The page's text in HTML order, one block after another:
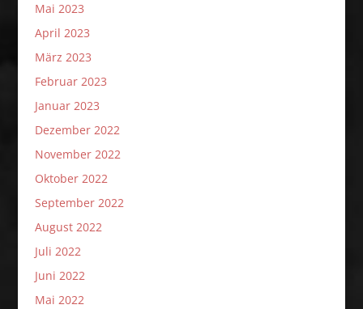
Mai 2023
April 2023
März 2023
Februar 2023
Januar 2023
Dezember 2022
November 2022
Oktober 2022
September 2022
August 2022
Juli 2022
Juni 2022
Mai 2022